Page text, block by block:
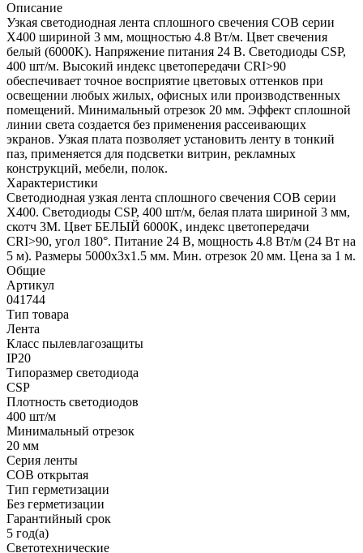
Описание
Узкая светодиодная лента сплошного свечения COB серии
X400 шириной 3 мм, мощностью 4.8 Вт/м. Цвет свечения
белый (6000K). Напряжение питания 24 В. Светодиоды CSP,
400 шт/м. Высокий индекс цветопередачи CRI>90
обеспечивает точное восприятие цветовых оттенков при
освещении любых жилых, офисных или производственных
помещений. Минимальный отрезок 20 мм. Эффект сплошной
линии света создается без применения рассеивающих
экранов. Узкая плата позволяет установить ленту в тонкий
паз, применяется для подсветки витрин, рекламных
конструкций, мебели, полок.
Характеристики
Светодиодная узкая лента сплошного свечения COB серии
X400. Светодиоды CSP, 400 шт/м, белая плата шириной 3 мм,
скотч 3M. Цвет БЕЛЫЙ 6000K, индекс цветопередачи
CRI>90, угол 180°. Питание 24 В, мощность 4.8 Вт/м (24 Вт на
5 м). Размеры 5000х3х1.5 мм. Мин. отрезок 20 мм. Цена за 1 м.
Общие
Артикул
041744
Тип товара
Лента
Класс пылевлагозащиты
IP20
Типоразмер светодиода
CSP
Плотность светодиодов
400 шт/м
Минимальный отрезок
20 мм
Серия ленты
COB открытая
Тип герметизации
Без герметизации
Гарантийный срок
5 год(а)
Светотехнические